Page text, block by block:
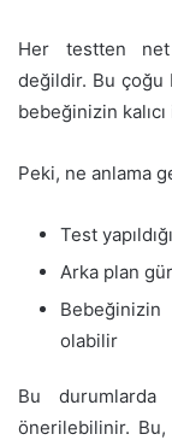
Her testten
değildir. Bu çoğu
bebeğinizin
Peki, ne anlama
Test
Arka plan
Bebeğinizin
olabilir
Bu durumlarda
önerilebilinir.